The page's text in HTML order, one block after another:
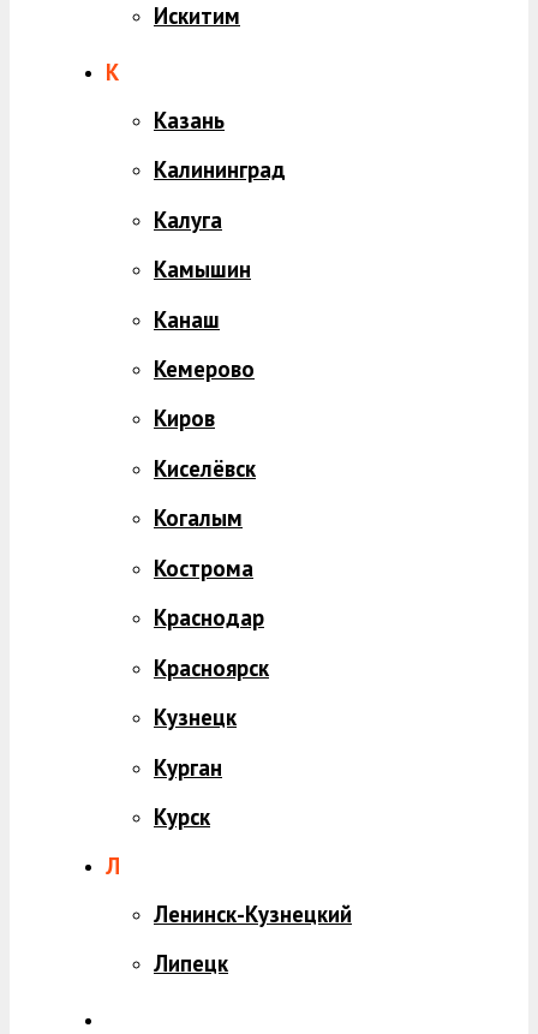
Искитим
К
Казань
Калининград
Калуга
Камышин
Канаш
Кемерово
Киров
Киселёвск
Когалым
Кострома
Краснодар
Красноярск
Кузнецк
Курган
Курск
Л
Ленинск-Кузнецкий
Липецк